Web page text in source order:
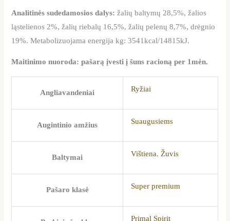
Analitinės sudedamosios dalys: žalių baltymų 28,5%, žalios
ląstelienos 2%, žalių riebalų 16,5%, žalių pelenų 8,7%, drėgnio
19%. Metabolizuojama energija kg: 3541kcal/14815kJ.
Maitinimo nuoroda: pašarą įvesti į šuns racioną per 1mėn.
Angliavandeniai Ryžiai
Augintinio amžius Suaugusiems
Baltymai Vištiena, Žuvis
Pašaro klasė Super premium
Primal Spirit